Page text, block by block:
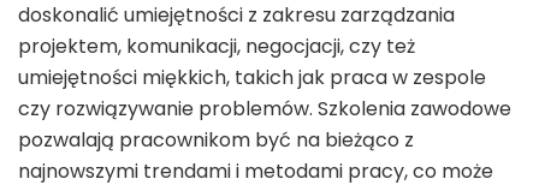
doskonalić umiejętności z zakresu zarządzania
projektem, komunikacji, negocjacji, czy też
umiejętności miękkich, takich jak praca w zespole
czy rozwiązywanie problemów. Szkolenia zawodowe
pozwalają pracownikom być na bieżąco z
najnowszymi trendami i metodami pracy, co może